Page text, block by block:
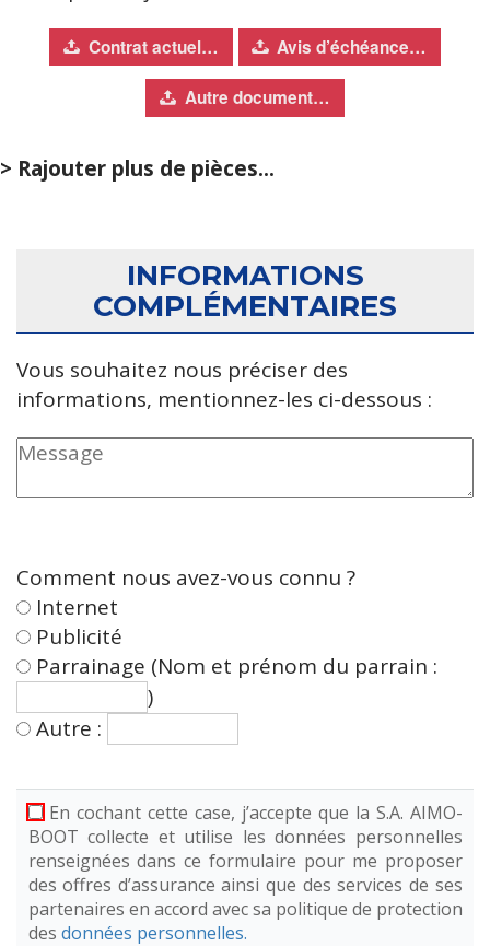
Contrat actuel… Avis d’échéance…
Autre document…
> Rajouter plus de pièces...
INFORMATIONS
COMPLÉMENTAIRES
Vous souhaitez nous préciser des
informations, mentionnez-les ci-dessous :
Comment nous avez-vous connu ?
Internet
Publicité
Parrainage (Nom et prénom du parrain :
)
Autre :
En cochant cette case, j’accepte que la S.A. AIMO-
BOOT collecte et utilise les données personnelles
renseignées dans ce formulaire pour me proposer
des offres d’assurance ainsi que des services de ses
partenaires en accord avec sa politique de protection
des données personnelles.